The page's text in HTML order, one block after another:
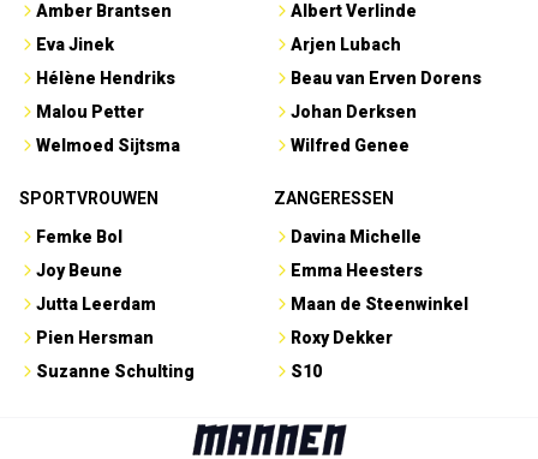
Amber Brantsen
Eva Jinek
Hélène Hendriks
Malou Petter
Welmoed Sijtsma
Albert Verlinde
Arjen Lubach
Beau van Erven Dorens
Johan Derksen
Wilfred Genee
SPORTVROUWEN
Femke Bol
Joy Beune
Jutta Leerdam
Pien Hersman
Suzanne Schulting
ZANGERESSEN
Davina Michelle
Emma Heesters
Maan de Steenwinkel
Roxy Dekker
S10